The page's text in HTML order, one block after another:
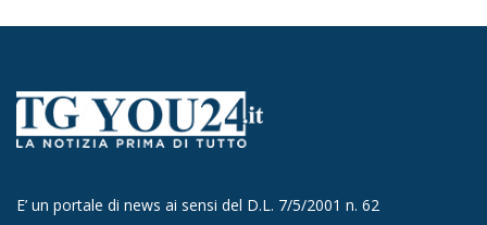
E’ un portale di news ai sensi del D.L. 7/5/2001 n. 62